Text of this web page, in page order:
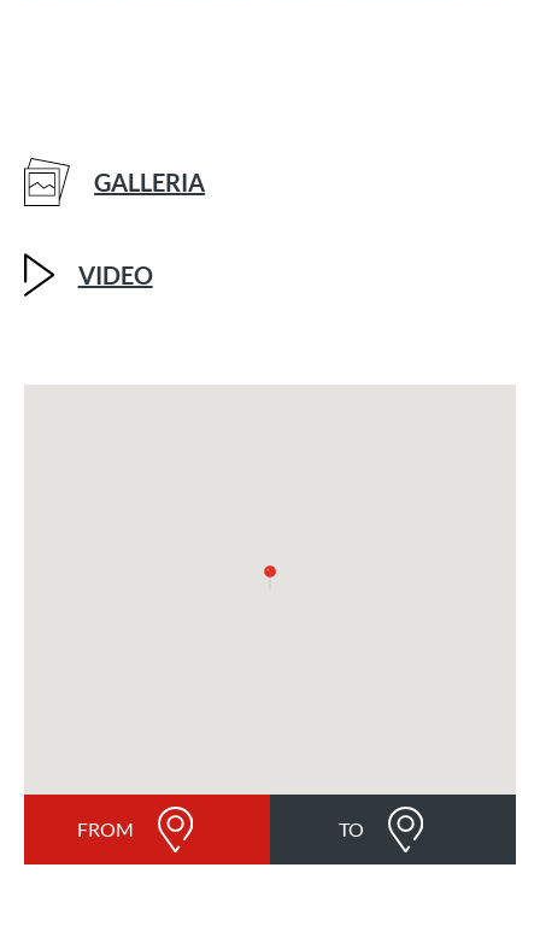
GALLERIA
VIDEO
FROM TO